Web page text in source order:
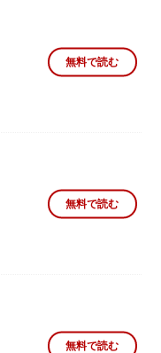
無料で読む
無料で読む
無料で読む